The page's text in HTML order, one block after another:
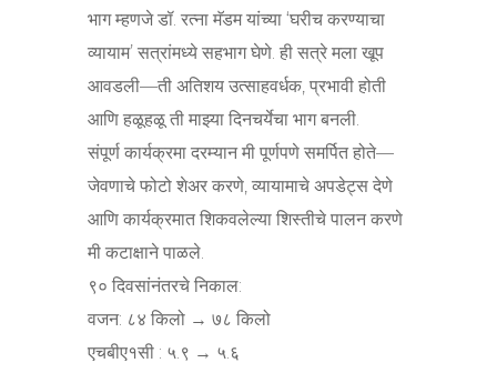
भाग म्हणजे डॉ. रत्ना मॅडम यांच्या ‘घरीच करण्याचा
व्यायाम’ सत्रांमध्ये सहभाग घेणे. ही सत्रे मला खूप
आवडली—ती अतिशय उत्साहवर्धक, प्रभावी होती
आणि हळूहळू ती माझ्या दिनचर्येचा भाग बनली.
संपूर्ण कार्यक्रमा दरम्यान मी पूर्णपणे समर्पित होते—
जेवणाचे फोटो शेअर करणे, व्यायामाचे अपडेट्स देणे
आणि कार्यक्रमात शिकवलेल्या शिस्तीचे पालन करणे
मी कटाक्षाने पाळले.
९० दिवसांनंतरचे निकाल:
वजन: ८४ किलो → ७८ किलो
एचबीए१सी : ५.९ → ५.६